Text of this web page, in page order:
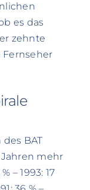
es das
zehnte
BAT
mehr
– 1993: 17